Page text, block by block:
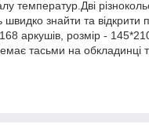
температур.Дві
знайти та відкрити
168 аркушів, розмір -
тасьми на обкладинці